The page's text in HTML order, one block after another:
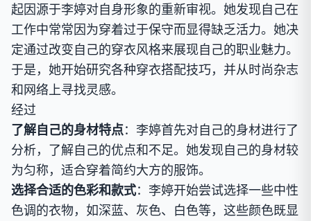
起因源于李婷对自身形象的重新审视。她发现自己在
工作中常常因为穿着过于保守而显得缺乏活力。她决
定通过改变自己的穿衣风格来展现自己的职业魅力。
于是，她开始研究各种穿衣搭配技巧，并从时尚杂志
和网络上寻找灵感。
经过
了解自己的身材特点：李婷首先对自己的身材进行了
分析，了解自己的优点和不足。她发现自己的身材较
为匀称，适合穿着简约大方的服饰。
选择合适的色彩和款式：李婷开始尝试选择一些中性
色调的衣物，如深蓝、灰色、白色等，这些颜色既显